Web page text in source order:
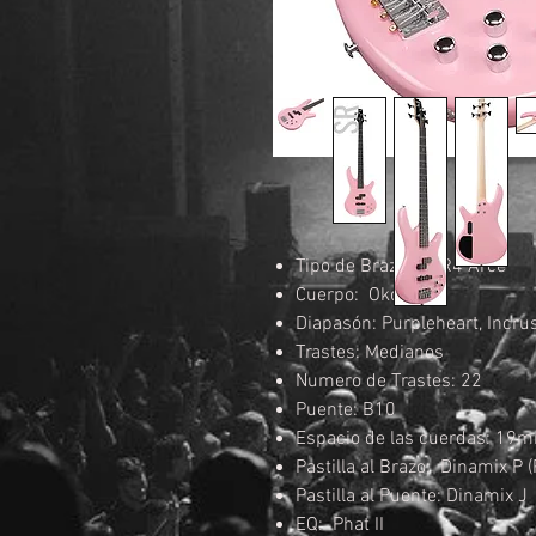
Tipo de Brazo: GSR4 Arce
Cuerpo: Okouman
Diapasón: Purpleheart,
Trastes: Medianos
Numero de Trastes: 22
Puente: B10
Espacio de las cuerdas:
Pastilla al Brazo: Dinamix P
Pastilla al Puente: Dinamix J
EQ: Phat II